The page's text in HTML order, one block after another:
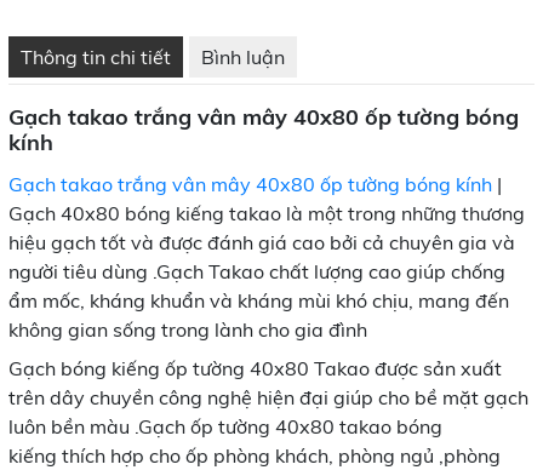
Thông tin chi tiết Bình luận
Gạch takao trắng vân mây 40x80 ốp tường bóng
kính
Gạch takao trắng vân mây 40x80 ốp tường bóng kính|
Gạch 40x80 bóng kiếng takao là một trong những thương
hiệu gạch tốt và được đánh giá cao bởi cả chuyên gia và
người tiêu dùng .Gạch Takao chất lượng cao giúp chống
ẩm mốc, kháng khuẩn và kháng mùi khó chịu, mang đến
không gian sống trong lành cho gia đình
Gạch bóng kiếng ốp tường 40x80 Takao được sản xuất
trên dây chuyền công nghệ hiện đại giúp cho bề mặt gạch
luôn bền màu .Gạch ốp tường 40x80 takao bóng
kiếng thích hợp cho ốp phòng khách, phòng ngủ ,phòng